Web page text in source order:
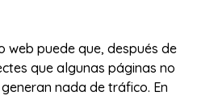
web puede que, después de
que algunas páginas no
nada de tráfico. En